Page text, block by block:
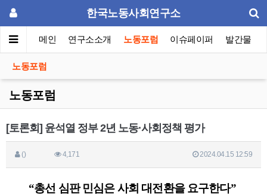
한국노동사회연구소
메인 연구소소개 노동포럼 이슈페이퍼 발간물
노동포럼
노동포럼
[토론회] 윤석열 정부 2년 노동·사회정책 평가
() 4,171 2024.04.15 12:59
“총선 심판 민심은 사회 대전환을 요구한다”